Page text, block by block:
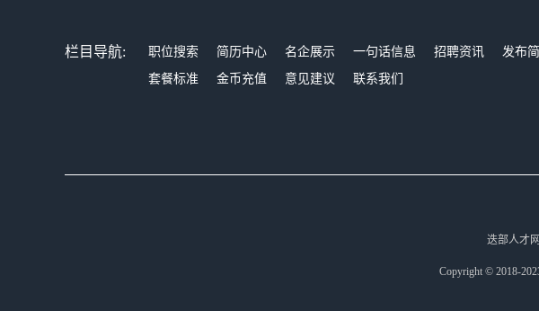
栏目导航: 职位搜索 简历中心 名企展示 一句话信息 招聘资讯 发布
套餐标准
金币充值 意见建议 联系我们
迭部人才
Copyright © 2018-